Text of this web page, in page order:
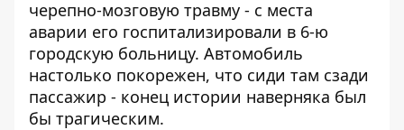
черепно-мозговую травму - с места
аварии его госпитализировали в 6-ю
городскую больницу. Автомобиль
настолько покорежен, что сиди там сзади
пассажир - конец истории наверняка был
бы трагическим.